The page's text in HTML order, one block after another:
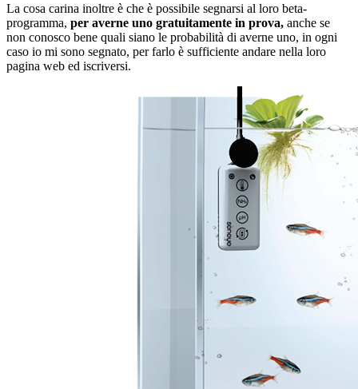
La cosa carina inoltre è che è possibile segnarsi al loro beta-
programma, per averne uno gratuitamente in prova, anche se
non conosco bene quali siano le probabilità di averne uno, in ogni
caso io mi sono segnato, per farlo è sufficiente andare nella loro
pagina web ed iscriversi.